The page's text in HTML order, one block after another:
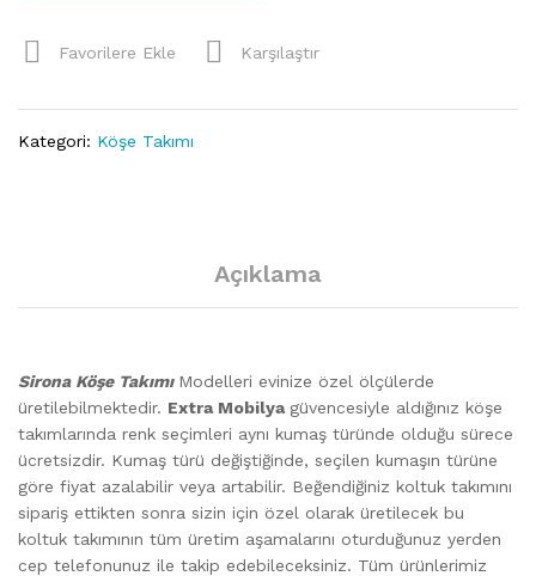
Favorilere Ekle Karşılaştır
Kategori: Köşe Takımı
Açıklama
Sirona Köşe Takımı Modelleri evinize özel ölçülerde
üretilebilmektedir. Extra Mobilya güvencesiyle aldığınız köşe
takımlarında renk seçimleri aynı kumaş türünde olduğu sürece
ücretsizdir. Kumaş türü değiştiğinde, seçilen kumaşın türüne
göre fiyat azalabilir veya artabilir. Beğendiğiniz koltuk takımını
sipariş ettikten sonra sizin için özel olarak üretilecek bu
koltuk takımının tüm üretim aşamalarını oturduğunuz yerden
cep telefonunuz ile takip edebileceksiniz. Tüm ürünlerimiz